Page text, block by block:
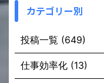
カテゴリー別
投稿一覧 (649)
仕事効率化 (13)